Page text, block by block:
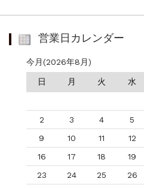
営業日カレンダー
今月(2026年8月)
日 月 火 水
2
3 4 5
9
10 11 12
16
17 18 19
23
24 25 26